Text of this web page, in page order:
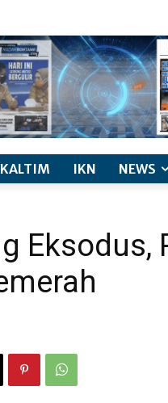
KALTIM IKN NEWS
Eksodus,